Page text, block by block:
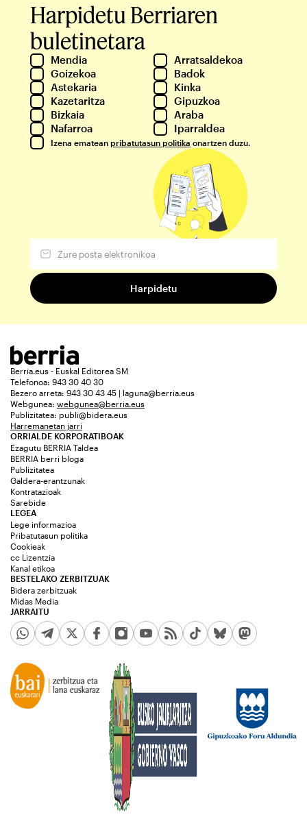
Harpidetu Berriaren
buletinetara
Mendia
Arratsaldekoa
Goizekoa
Badok
Astekaria
Kinka
Kazetaritza
Gipuzkoa
Bizkaia
Araba
Nafarroa
Iparraldea
Izena ematean pribatutasun politika onartzen duzu.
Berria.eus - Euskal Editorea SM
Telefonoa: 943 30 40 30
Bezero arreta: 943 30 43 45 | laguna@berria.eus
Webgunea: webgunea@berria.eus
Publizitatea: publi@bidera.eus
Harremanetan jarri
ORRIALDE KORPORATIBOAK
Ezagutu BERRIA Taldea
BERRIA berri bloga
Publizitatea
Galdera-erantzunak
Kontratazioak
Sarebide
JARRAITU
LEGEA
Lege informazioa
Pribatutasun politika
Cookieak
cc Lizentzia
Kanal etikoa
BESTELAKO ZERBITZUAK
Bidera zerbitzuak
Midas Media